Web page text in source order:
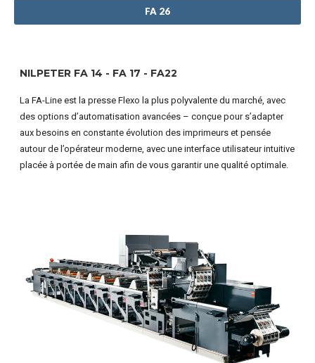
FA 26
NILPETER FA 14 - FA 17 - FA22
La FA-Line est la presse Flexo la plus polyvalente du marché, avec
des options d’automatisation avancées – conçue pour s’adapter
aux besoins en constante évolution des imprimeurs et pensée
autour de l’opérateur moderne, avec une interface utilisateur intuitive
placée à portée de main afin de vous garantir une qualité optimale.